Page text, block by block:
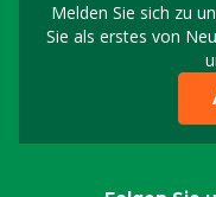
Melden Sie sich zu
Sie als erstes von